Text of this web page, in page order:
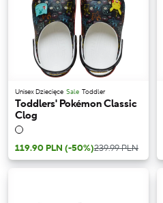
Unisex Dziecięce Sale Toddler
Toddlers' Pokémon Classic
Clog
119.90 PLN (-50%)239.99 PLN